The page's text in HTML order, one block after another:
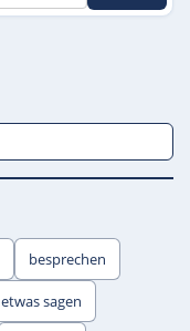
besprechen
etwas sagen